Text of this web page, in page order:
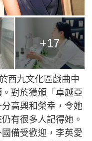
+17
西九文化區戲曲中
對於獲頒「卓越亞
高興和榮幸，令她
有很多人記得她。
備受歡迎，李英愛